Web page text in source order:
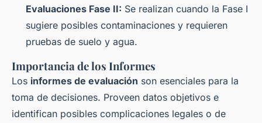
Evaluaciones Fase II: Se realizan cuando la Fase I
sugiere posibles contaminaciones y requieren
pruebas de suelo y agua.
Importancia de los Informes
Los informes de evaluación son esenciales para la
toma de decisiones. Proveen datos objetivos e
identifican posibles complicaciones legales o de